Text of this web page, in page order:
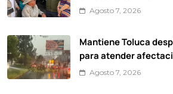
Agosto 7, 2026
Mantiene Toluca
para atender
Agosto 7, 2026